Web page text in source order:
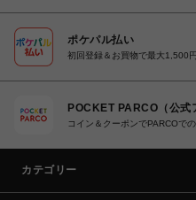
ポケパル払い
初回登録＆お買物で最大1,500
POCKET PARCO（公式
コイン＆クーポンでPARCOで
カテゴリー